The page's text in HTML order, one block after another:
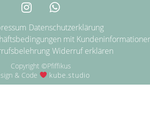
Copyright ©Pfiffikus
& Code
kube.studio
Datenschutzerklärung
mit
Widerruf erklären